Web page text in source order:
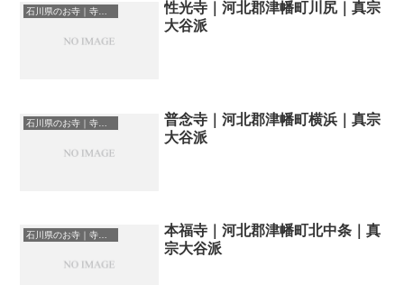
石川県のお寺｜寺院一覧
性光寺｜河北郡津幡町川尻｜真宗
大谷派
石川県のお寺｜寺院一覧
普念寺｜河北郡津幡町横浜｜真宗
大谷派
石川県のお寺｜寺院一覧
本福寺｜河北郡津幡町北中条｜真
宗大谷派